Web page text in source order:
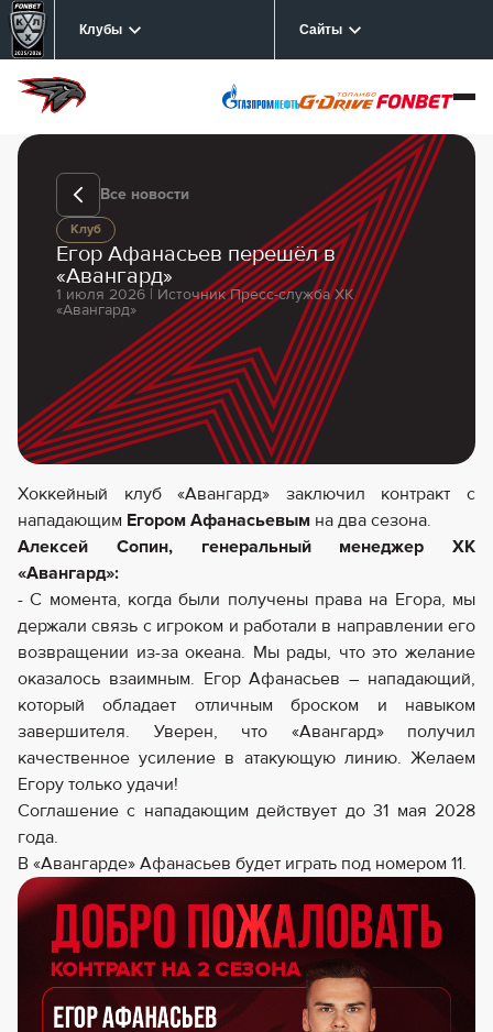
Клубы Сайты
Все новости
Клуб
Егор Афанасьев перешёл в
«Авангард»
1 июля 2026 | Источник Пресс-служба ХК
«Авангард»
Хоккейный клуб «Авангард» заключил контракт с
нападающим Егором Афанасьевым на два сезона.
Алексей Сопин, генеральный менеджер ХК
«Авангард»:
- С момента, когда были получены права на Егора, мы
держали связь с игроком и работали в направлении его
возвращении из-за океана. Мы рады, что это желание
оказалось взаимным. Егор Афанасьев – нападающий,
который обладает отличным броском и навыком
завершителя. Уверен, что «Авангард» получил
качественное усиление в атакующую линию. Желаем
Егору только удачи!
Соглашение с нападающим действует до 31 мая 2028
года.
В «Авангарде» Афанасьев будет играть под номером 11.